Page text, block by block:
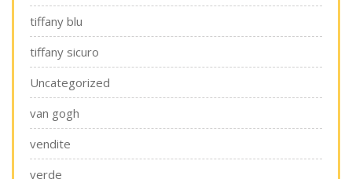
tiffany blu
tiffany sicuro
Uncategorized
van gogh
vendite
verde